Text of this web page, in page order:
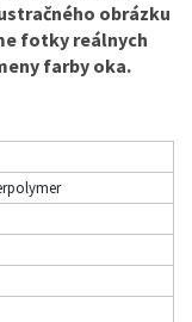
obrázku
fotky reálnych
farby oka.